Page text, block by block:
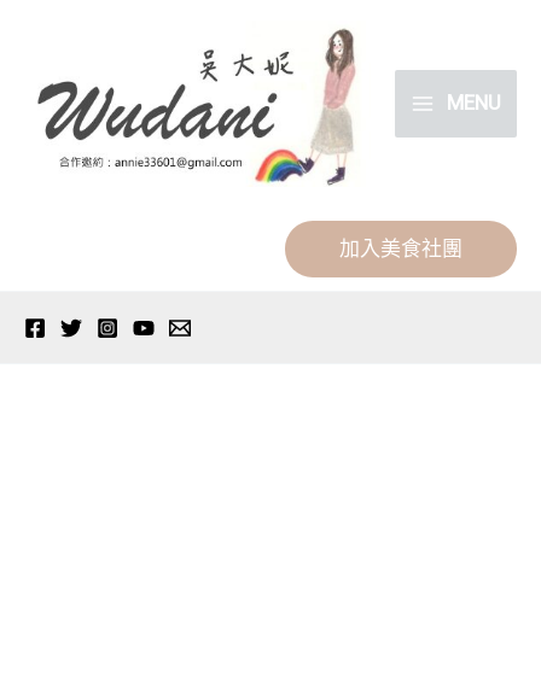
MENU
加入美食社團